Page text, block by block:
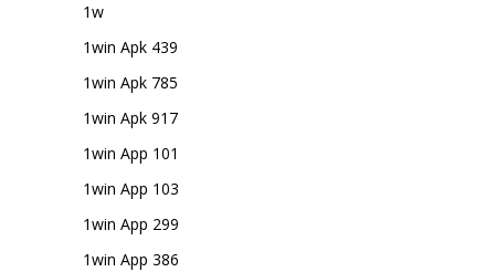
1w
1win Apk 439
1win Apk 785
1win Apk 917
1win App 101
1win App 103
1win App 299
1win App 386